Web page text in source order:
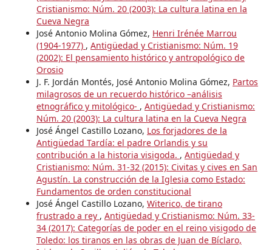
Cristianismo: Núm. 20 (2003): La cultura latina en la
Cueva Negra
José Antonio Molina Gómez, Henri Irénée Marrou
(1904-1977) , Antigüedad y Cristianismo: Núm. 19
(2002): El pensamiento histórico y antropológico de
Orosio
J. F. Jordán Montés, José Antonio Molina Gómez, Partos
milagrosos de un recuerdo histórico –análisis
etnográfico y mitológico- , Antigüedad y Cristianismo:
Núm. 20 (2003): La cultura latina en la Cueva Negra
José Ángel Castillo Lozano, Los forjadores de la
Antigüedad Tardía: el padre Orlandis y su
contribución a la historia visigoda. , Antigüedad y
Cristianismo: Núm. 31-32 (2015): Civitas y cives en San
Agustín. La construcción de la Iglesia como Estado:
Fundamentos de orden constitucional
José Ángel Castillo Lozano, Witerico, de tirano
frustrado a rey , Antigüedad y Cristianismo: Núm. 33-
34 (2017): Categorías de poder en el reino visigodo de
Toledo: los tiranos en las obras de Juan de Bíclaro,